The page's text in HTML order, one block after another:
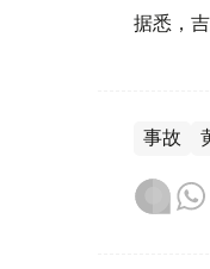
据悉，
事故